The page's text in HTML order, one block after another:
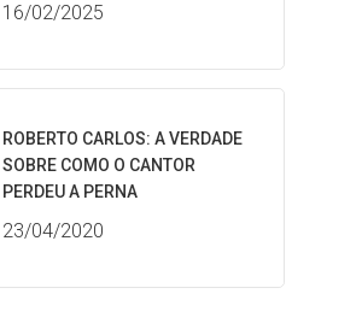
16/02/2025
ROBERTO CARLOS: A VERDADE
SOBRE COMO O CANTOR
PERDEU A PERNA
23/04/2020